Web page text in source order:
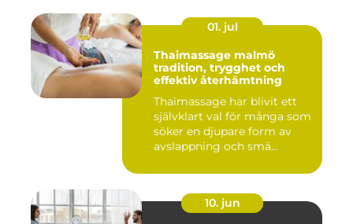
01. jul
Thaimassage malmö
tradition, trygghet och
effektiv återhämtning
Thaimassage har blivit ett
självklart val för många som
söker en djupare form av
avslappning och smä...
10. jun